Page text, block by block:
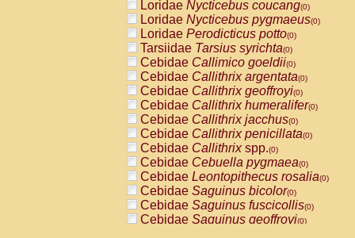
Loridae Nycticebus coucang(0)
Loridae Nycticebus pygmaeus(0)
Loridae Perodicticus potto(0)
Tarsiidae Tarsius syrichta(0)
Cebidae Callimico goeldii(0)
Cebidae Callithrix argentata(0)
Cebidae Callithrix geoffroyi(0)
Cebidae Callithrix humeralifer(0)
Cebidae Callithrix jacchus(0)
Cebidae Callithrix penicillata(0)
Cebidae Callithrixspp.(0)
Cebidae Cebuella pygmaea(0)
Cebidae Leontopithecus rosalia(0)
Cebidae Saguinus bicolor(0)
Cebidae Saguinus fuscicollis(0)
Cebidae Saguinus geoffroyi(0)